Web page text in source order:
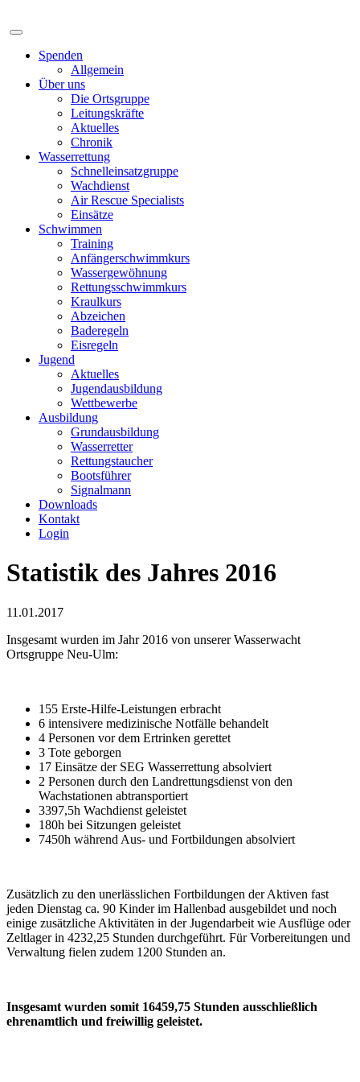
Spenden
Allgemein
Über uns
Die Ortsgruppe
Leitungskräfte
Aktuelles
Chronik
Wasserrettung
Schnelleinsatzgruppe
Wachdienst
Air Rescue Specialists
Einsätze
Schwimmen
Training
Anfängerschwimmkurs
Wassergewöhnung
Rettungsschwimmkurs
Kraulkurs
Abzeichen
Baderegeln
Eisregeln
Jugend
Aktuelles
Jugendausbildung
Wettbewerbe
Ausbildung
Grundausbildung
Wasserretter
Rettungstaucher
Bootsführer
Signalmann
Downloads
Kontakt
Login
Statistik des Jahres 2016
11.01.2017
Insgesamt wurden im Jahr 2016 von unserer Wasserwacht
Ortsgruppe Neu-Ulm:
155 Erste-Hilfe-Leistungen erbracht
6 intensivere medizinische Notfälle behandelt
4 Personen vor dem Ertrinken gerettet
3 Tote geborgen
17 Einsätze der SEG Wasserrettung absolviert
2 Personen durch den Landrettungsdienst von den
Wachstationen abtransportiert
3397,5h Wachdienst geleistet
180h bei Sitzungen geleistet
7450h während Aus- und Fortbildungen absolviert
Zusätzlich zu den unerlässlichen Fortbildungen der Aktiven fast
jeden Dienstag ca. 90 Kinder im Hallenbad ausgebildet und noch
einige zusätzliche Aktivitäten in der Jugendarbeit wie Ausflüge oder
Zeltlager in 4232,25 Stunden durchgeführt. Für Vorbereitungen und
Verwaltung fielen zudem 1200 Stunden an.
Insgesamt wurden somit 16459,75 Stunden ausschließlich
ehrenamtlich und freiwillig geleistet.